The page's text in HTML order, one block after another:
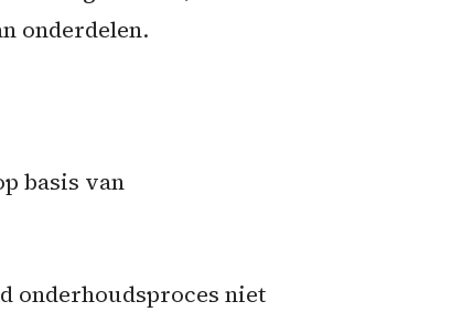
onderdelen.
basis van
onderhoudsproces niet